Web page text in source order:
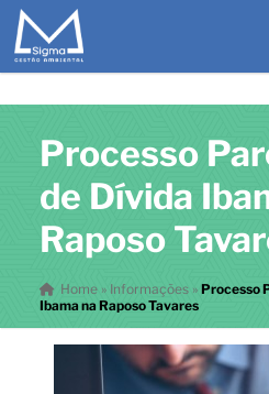
Processo
de Dívida
Raposo
Home» Informações » Processo
Ibama na Raposo Tavares